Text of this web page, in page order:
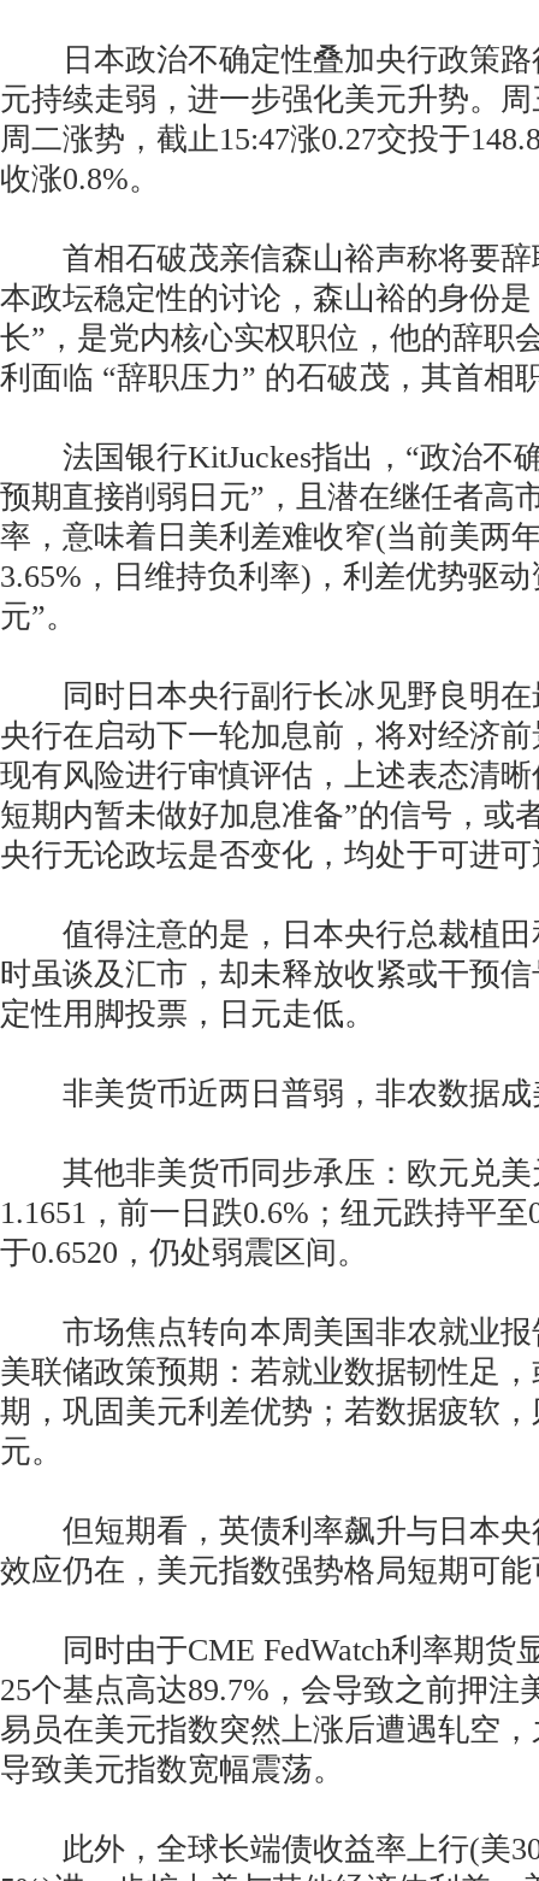
日本政治不确定性叠加央行政策路
元持续走弱，进一步强化美元升势。
周二涨势，截止15:47涨0.27交投于
收涨0.8%。
首相石破茂亲信森山裕声称将要辞
本政坛稳定性的讨论，森山裕的身份
长”，是党内核心实权职位，他的辞职
利面临 “辞职压力” 的石破茂，其首相
法国银行KitJuckes指出，“政治不
预期直接削弱日元”，且潜在继任者高
率，意味着日美利差难收窄(当前美两
3.65%，日维持负利率)，利差优势驱
元”。
同时日本央行副行长冰见野良明在
央行在启动下一轮加息前，将对经济
现有风险进行审慎评估，上述表态清
短期内暂未做好加息准备”的信号，或
央行无论政坛是否变化，均处于可进
值得注意的是，日本央行总裁植田
时虽谈及汇市，却未释放收紧或干预
定性用脚投票，日元走低。
非美货币近两日普弱，非农数据成
其他非美货币同步承压：欧元兑美
1.1651，前一日跌0.6%；纽元跌持平
于0.6520，仍处弱震区间。
市场焦点转向本周美国非农就业报
美联储政策预期：若就业数据韧性足
期，巩固美元利差优势；若数据疲软
元。
但短期看，英债利率飙升与日本央
效应仍在，美元指数强势格局短期可
同时由于CME FedWatch利率期货
25个基点高达89.7%，会导致之前押注
易员在美元指数突然上涨后遭遇轧空
导致美元指数宽幅震荡。
此外，全球长端债收益率上行(美